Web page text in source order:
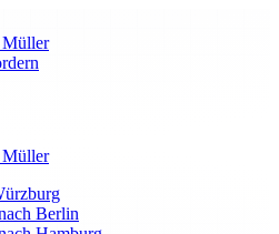
Müller
Müller
Berlin